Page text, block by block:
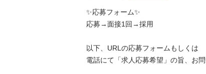
✨応募フォーム✨
応募→面接1回→採用
以下、URLの応募フォームもしくは
電話にて「求人応募希望」の旨、お問